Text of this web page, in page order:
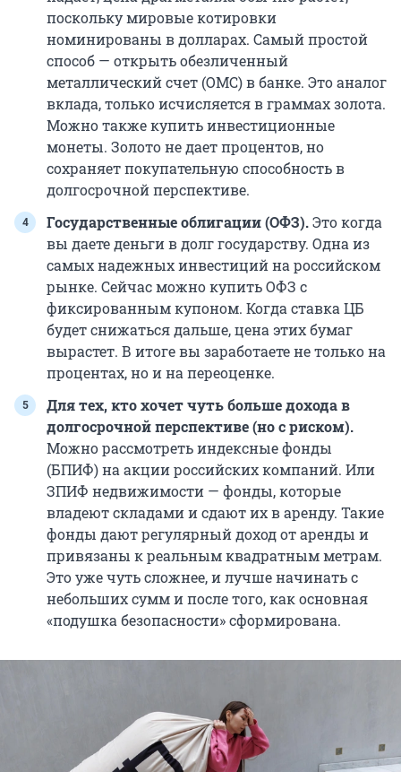
поскольку мировые котировки
номинированы в долларах. Самый простой
способ — открыть обезличенный
металлический счет (ОМС) в банке. Это аналог
вклада, только исчисляется в граммах золота.
Можно также купить инвестиционные
монеты. Золото не дает процентов, но
сохраняет покупательную способность в
долгосрочной перспективе.
Государственные облигации (ОФЗ).Это когда
вы даете деньги в долг государству. Одна из
самых надежных инвестиций на российском
рынке. Сейчас можно купить ОФЗ с
фиксированным купоном. Когда ставка ЦБ
будет снижаться дальше, цена этих бумаг
вырастет. В итоге вы заработаете не только на
процентах, но и на переоценке.
Для тех, кто хочет чуть больше дохода в
долгосрочной перспективе (но с риском).
Можно рассмотреть индексные фонды
(БПИФ) на акции российских компаний. Или
ЗПИФ недвижимости — фонды, которые
владеют складами и сдают их в аренду. Такие
фонды дают регулярный доход от аренды и
привязаны к реальным квадратным метрам.
Это уже чуть сложнее, и лучше начинать с
небольших сумм и после того, как основная
«подушка безопасности» сформирована.